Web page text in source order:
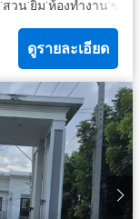
·สวน·ยิม·ห้องทำงาน·ซาว
ดูรายละเอียด